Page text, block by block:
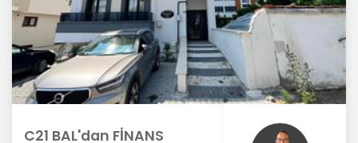
C21 BAL'dan FİNANS